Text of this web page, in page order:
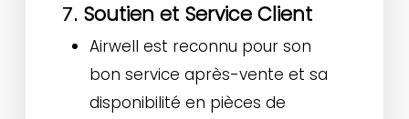
7. Soutien et Service Client
Airwell est reconnu pour son
bon service après-vente et sa
disponibilité en pièces de